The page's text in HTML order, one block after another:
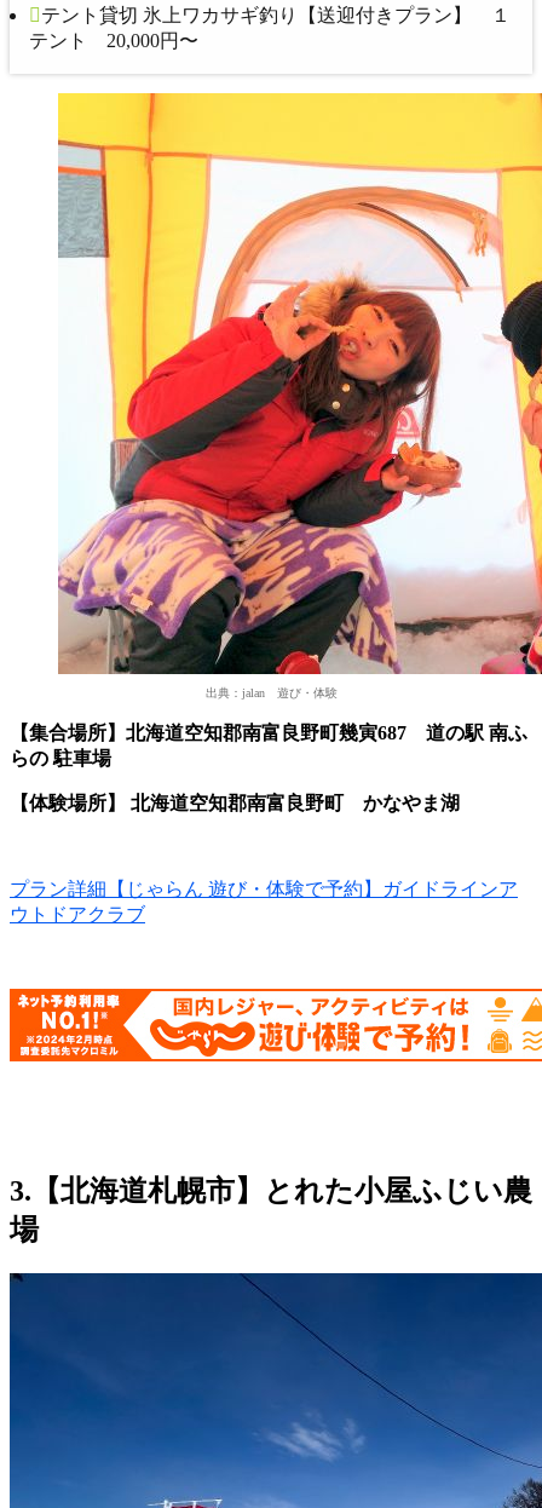
テント貸切 氷上ワカサギ釣り【送迎付きプラン】 １
テント 20,000円〜
出典：jalan 遊び・体験
【集合場所】北海道空知郡南富良野町幾寅687 道の駅 南ふ
らの 駐車場
【体験場所】 北海道空知郡南富良野町 かなやま湖
プラン詳細【じゃらん 遊び・体験で予約】ガイドラインア
ウトドアクラブ
3.【北海道札幌市】
とれた小屋ふじい農
場